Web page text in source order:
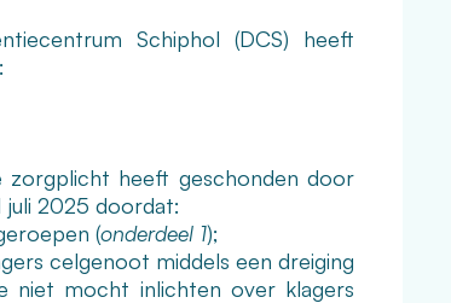
Schiphol (DCS) heeft
heeft geschonden door
juli 2025 doordat:
(onderdeel 1);
celgenoot middels een dreiging
niet mocht inlichten over klagers